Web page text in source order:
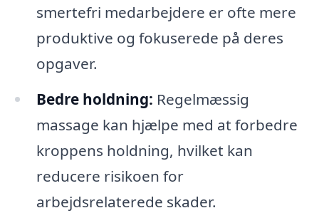
smertefri medarbejdere er ofte mere
produktive og fokuserede på deres
opgaver.
Bedre holdning: Regelmæssig
massage kan hjælpe med at forbedre
kroppens holdning, hvilket kan
reducere risikoen for
arbejdsrelaterede skader.